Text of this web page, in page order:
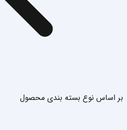
بر اساس نوع بسته بندی محصول